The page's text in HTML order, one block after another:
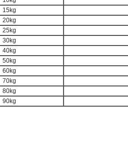
15kg
20kg
25kg
30kg
40kg
50kg
60kg
70kg
80kg
90kg